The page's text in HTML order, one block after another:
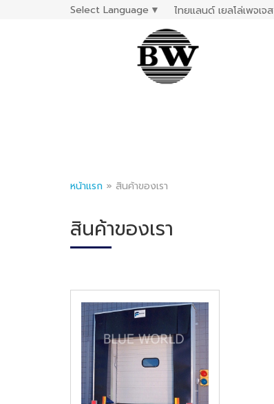
Select Language ▼ ไทยแลนด์ เยลโล่เพจเจส
หน้าแรก » สินค้าของเรา
สินค้าของเรา